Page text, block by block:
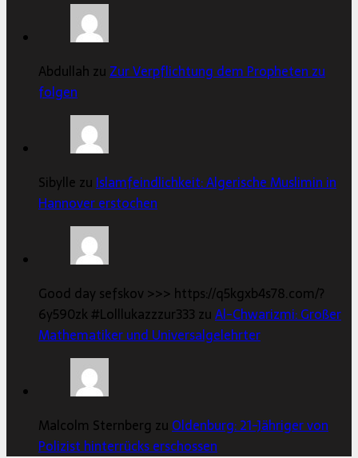
Abdullah zuZur Verpflichtung dem Propheten zu
folgen
Sibylle zuIslamfeindlichkeit: Algerische Muslimin in
Hannover erstochen
Good day sefskov >>> https://q5kgxb4s78.com/?
6y590zk #Lolllukazzzur333 zuAl-Chwarizmi: Großer
Mathematiker und Universalgelehrter
Malcolm Sternberg zuOldenburg: 21-Jähriger von
Polizist hinterrücks erschossen